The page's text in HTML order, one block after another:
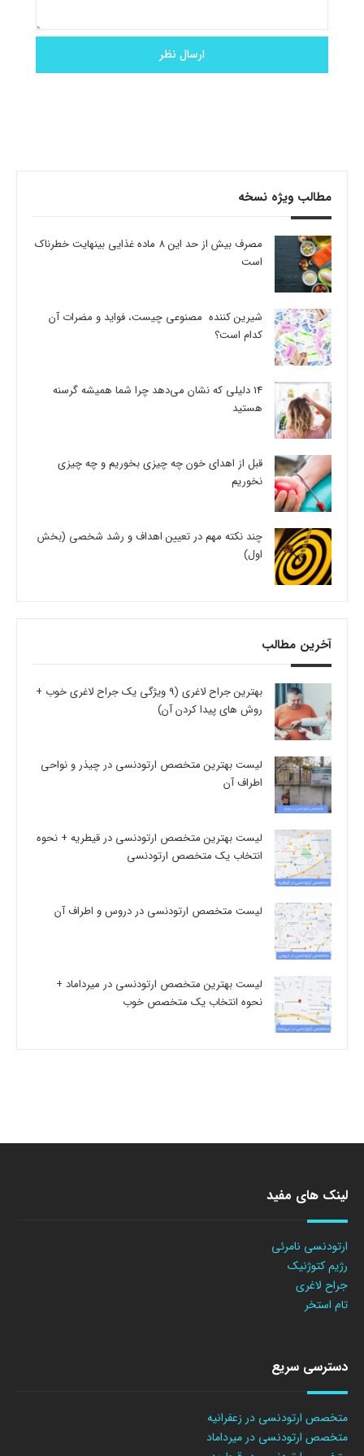
مطالب ویژه نسخه
مصرف بیش از حد این 8 ماده غذایی بینهایت خطرناک
است
شیرین کننده مصنوعی چیست، فواید و مضرات آن
کدام است؟
14 دلیلی که نشان می‌دهد چرا شما همیشه گرسنه
هستید
قبل از اهدای خون چه چیزی بخوریم و چه چیزی
نخوریم
چند نکته مهم در تعیین اهداف و رشد شخصی (بخش
اول)
آخرین مطالب
بهترین جراح لاغری (9 ویژگی یک جراح لاغری خوب +
روش های پیدا کردن آن)
لیست بهترین متخصص ارتودنسی در چیذر و نواحی
اطراف آن
لیست بهترین متخصص ارتودنسی در قیطریه + نحوه
انتخاب یک متخصص ارتودنسی
لیست متخصص ارتودنسی در دروس و اطراف آن
لیست بهترین متخصص ارتودنسی در میرداماد +
نحوه انتخاب یک متخصص خوب
لینک های مفید
ارتودنسی نامرئی
رژیم کتوژنیک
جراح لاغری
تام استخر
دسترسی سریع
متخصص ارتودنسی در زعفرانیه
متخصص ارتودنسی در میرداماد